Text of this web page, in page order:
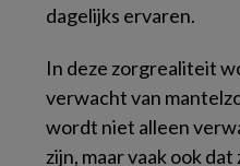
dagelijks ervaren.
In deze zorgrealiteit
verwacht van
wordt niet alleen
zijn, maar vaak ook